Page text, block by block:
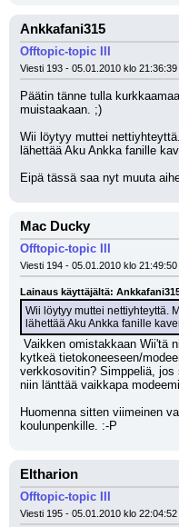
Ankkafani315
Offtopic-topic III
Viesti 193 - 05.01.2010 klo 21:36:39
Päätin tänne tulla
muistaakaan. ;)
Wii löytyy muttei
lähettää Aku Ankka fanille
Eipä tässä saa nyt muuta
Mac Ducky
Offtopic-topic III
Viesti 194 - 05.01.2010 klo 21:49:50
Lainaus käyttäjältä:
Wii löytyy muttei nettiyhteyttä.
lähettää Aku Ankka fanille
kytkeä tietokoneeseen/
verkkosovitin? Simppeliä,
niin länttää vaikkapa
Huomenna sitten viimeinen
koulunpenkille. :-P
Eltharion
Offtopic-topic III
Viesti 195 - 05.01.2010 klo 22:04:52